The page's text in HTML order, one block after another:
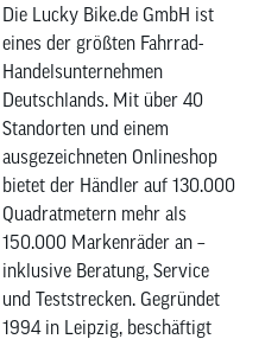
Die Lucky Bike.de GmbH ist
eines der größten Fahrrad-
Handelsunternehmen
Deutschlands. Mit über 40
Standorten und einem
ausgezeichneten Onlineshop
bietet der Händler auf 130.000
Quadratmetern mehr als
150.000 Markenräder an –
inklusive Beratung, Service
und Teststrecken. Gegründet
1994 in Leipzig, beschäftigt